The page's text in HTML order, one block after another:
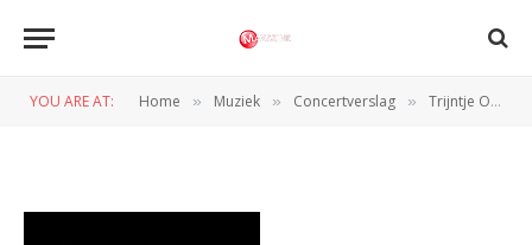
YOU ARE AT: Home » Muziek » Concertverslag » Trijntje Oosterhuis (Luxor Live 24-03-2010)